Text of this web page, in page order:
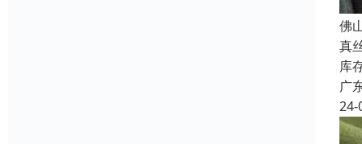
佛
真
库
广
24-